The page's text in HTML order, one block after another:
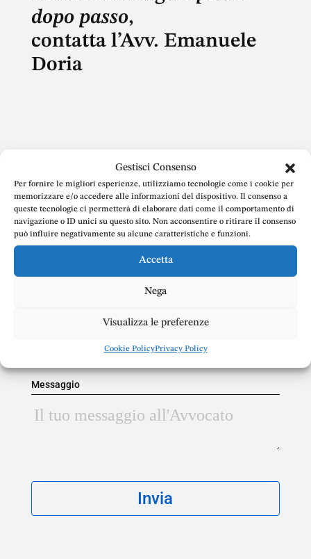
Gestisci Consenso
Per fornire le migliori esperienze, utilizziamo tecnologie come i cookie per
memorizzare e/o accedere alle informazioni del dispositivo. Il consenso a
queste tecnologie ci permetterà di elaborare dati come il comportamento di
navigazione o ID unici su questo sito. Non acconsentire o ritirare il consenso
può influire negativamente su alcune caratteristiche e funzioni.
Accetta
Nega
Visualizza le preferenze
Cookie PolicyPrivacy Policy
dopo passo,
contatta l’Avv. Emanuele
Doria
E-mail
Messaggio